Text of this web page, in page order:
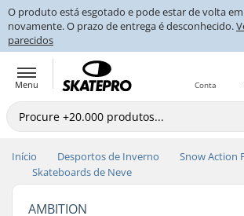
O produto está esgotado e pode estar de volta
novamente. O prazo de entrega é desconhecido.
parecidos
Menu Conta
Início Desportos de Inverno
Snow Action
Skateboards de Neve
AMBITION